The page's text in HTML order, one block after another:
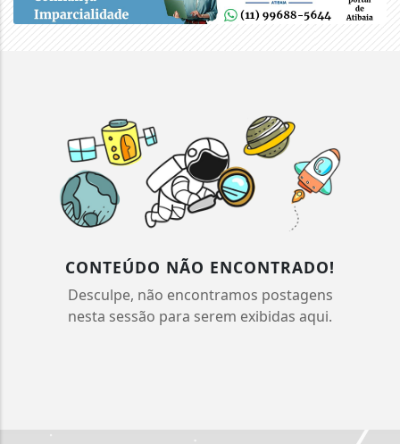
CONTEÚDO NÃO ENCONTRADO!
Desculpe, não encontramos postagens
nesta sessão para serem exibidas aqui.